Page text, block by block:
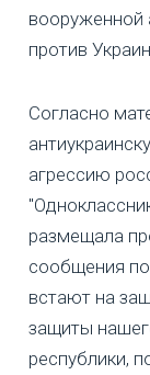
вооруженной
против
Согласно
агрессию
размещала
сообщения
встают на
защиты
республики,